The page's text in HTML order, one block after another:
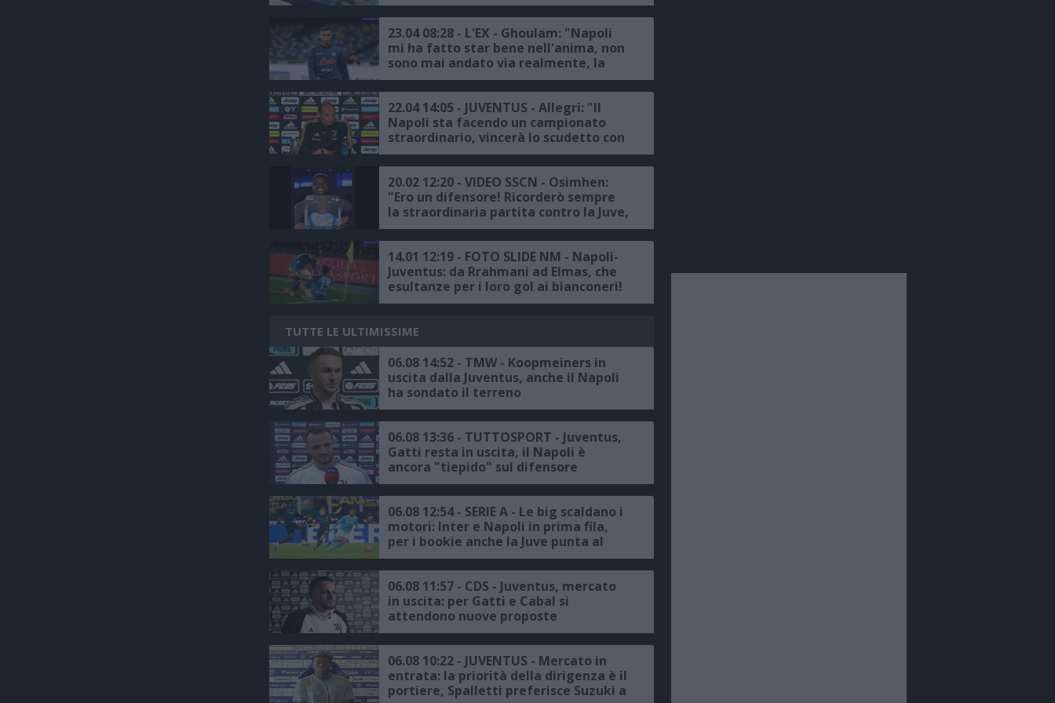
23.04 08:28 - L'EX - Ghoulam: "Napoli
mi ha fatto star bene nell'anima, non
sono mai andato via realmente, la
partita contro la Juventus in
Supercoppa il giorno più bello della
mia vita"
22.04 14:05 - JUVENTUS - Allegri: "Il
Napoli sta facendo un campionato
straordinario, vincerà lo scudetto con
merito, noi vogliamo provare a
battere la capolista che ha voglia di
rivalsa dopo la Champions"
20.02 12:20 - VIDEO SSCN - Osimhen:
"Ero un difensore! Ricorderò sempre
la straordinaria partita contro la Juve,
Maradona il più grande di tutti",
Lozano: "Bellissimo giocare allo
stadio Maradona"
14.01 12:19 - FOTO SLIDE NM - Napoli-
Juventus: da Rrahmani ad Elmas, che
esultanze per i loro gol ai bianconeri!
TUTTE LE ULTIMISSIME
06.08 14:52 - TMW - Koopmeiners in
uscita dalla Juventus, anche il Napoli
ha sondato il terreno
06.08 13:36 - TUTTOSPORT - Juventus,
Gatti resta in uscita, il Napoli è
ancora "tiepido" sul difensore
06.08 12:54 - SERIE A - Le big scaldano i
motori: Inter e Napoli in prima fila,
per i bookie anche la Juve punta al
podio
06.08 11:57 - CDS - Juventus, mercato
in uscita: per Gatti e Cabal si
attendono nuove proposte
06.08 10:22 - JUVENTUS - Mercato in
entrata: la priorità della dirigenza è il
portiere, Spalletti preferisce Suzuki a